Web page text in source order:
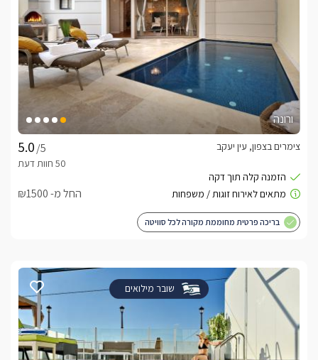
ורונה
/5
צימרים בצפון, עין יעקב
החל מ- ₪1500
בריכה פרטית מחוממת מקורה לכל סוויטה
שובר מילואים